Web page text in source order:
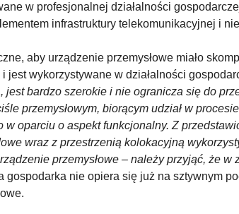
w profesjonalnej działalności
infrastruktury telekomunikacyjnej i
aby urządzenie przemysłowe miało
jest wykorzystywane w działalności
bardzo szerokie i nie ogranicza się do
przemysłowym, biorącym udział w
w oparciu o aspekt funkcjonalny. Z
wraz z przestrzenią kolokacyjną
przemysłowe – należy przyjąć, że
gospodarka nie opiera się już na sztywnym